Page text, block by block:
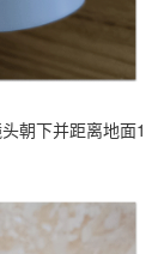
朝下并距离地面1